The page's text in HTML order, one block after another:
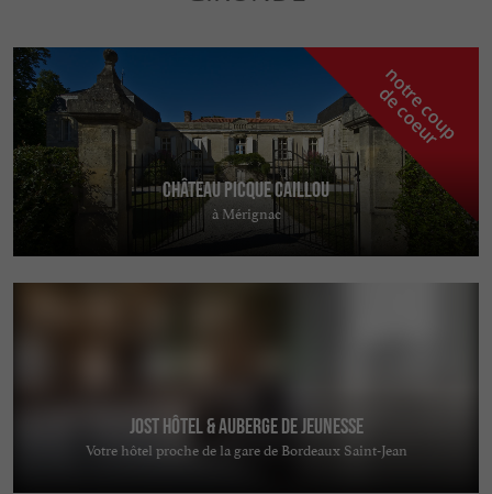
n
o
t
r
e
c
o
u
p
d
e
c
o
e
u
r
Château Picque Caillou
à Mérignac
Jost Hôtel & Auberge de jeunesse
Votre hôtel proche de la gare de Bordeaux Saint-Jean